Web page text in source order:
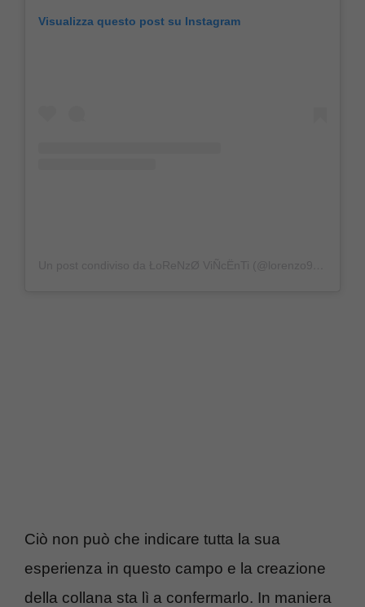
Visualizza questo post su Instagram
Ciò non può che indicare tutta la sua
esperienza in questo campo e la creazione
della collana sta lì a confermarlo. In maniera